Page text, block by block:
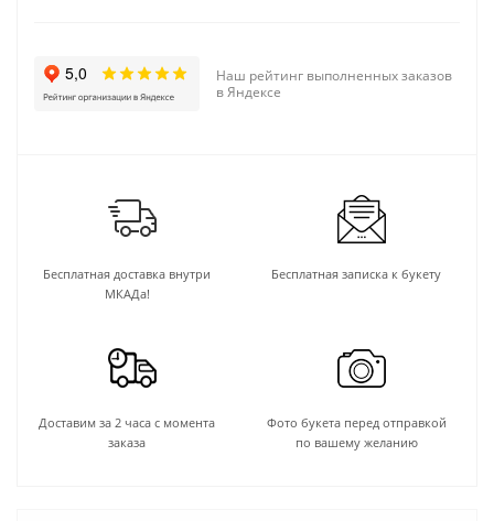
Наш рейтинг выполненных заказов
в Яндексе
Бесплатная доставка внутри
МКАДа!
Бесплатная записка к букету
Доставим за 2 часа с момента
заказа
Фото букета перед отправкой
по вашему желанию